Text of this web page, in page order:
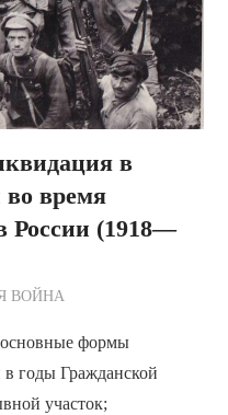
в
во время
России (1918—
ВОЙНА
основные формы
в годы Гражданской
участок;